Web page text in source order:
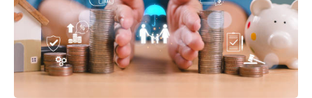
06.08.2026 BNM
Bunurile și banii confiscați vor fi utilizați
în scopuri sociale și în interes public
06.08.2026 Guvernul RM